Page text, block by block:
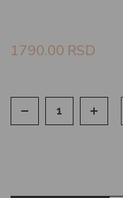
1790.00 RSD